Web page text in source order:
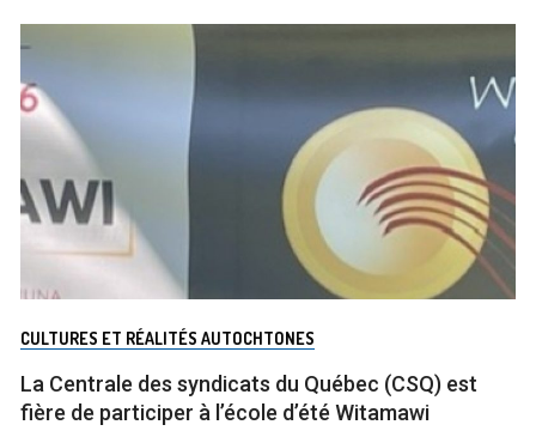
CULTURES ET RÉALITÉS AUTOCHTONES
La Centrale des syndicats du Québec (CSQ) est
fière de participer à l’école d’été Witamawi